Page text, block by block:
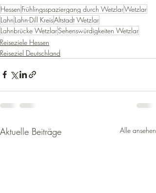
Hessen Frühlingsspaziergang durch WetzlarWetzlar
Lahn Lahn-Dill KreisAltstadt Wetzlar
Lahnbrücke WetzlarSehenswürdigkeiten Wetzlar
Reiseziele Hessen
Reiseziel Deutschland
Aktuelle Beiträge Alle ansehen